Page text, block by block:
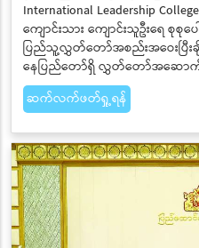
International Leadership
ကျောင်းသား ကျောင်းသူဦးရေ စုစုပေ
ပြည်သူ့လွှတ်တော်အစည်းအဝေးပြီး
နေပြည်တော်ရှိ လွှတ်တော်အဆေ
ဆက်လက်ဖတ်ရှု့ရန်